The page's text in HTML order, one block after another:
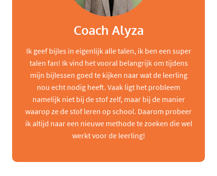
Coach Alyza
Ik geef bijles in eigenlijk alle talen, ik ben een super
talen fan! Ik vind het vooral belangrijk om tijdens
mijn bijlessen goed te kijken naar wat de leerling
nou echt nodig heeft. Vaak ligt het probleem
namelijk niet bij de stof zelf, maar bij de manier
waarop ze de stof leren op school. Daarom probeer
ik altijd naar een nieuwe methode te zoeken die wel
werkt voor de leerling!